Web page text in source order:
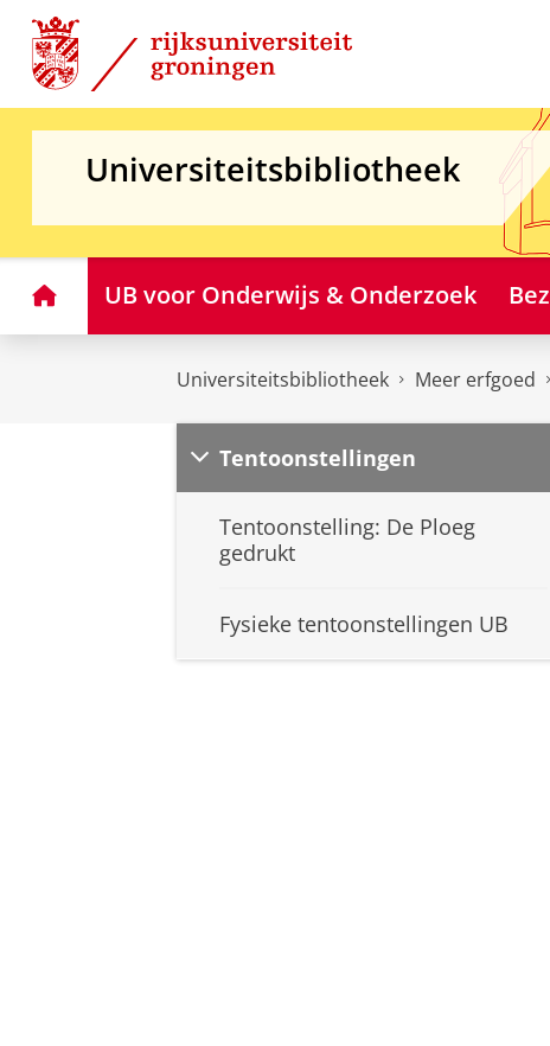
Skip
Content
Skip
Navigation
Universiteitsbibliotheek
HomeUB voor Onderwijs & Onderzoek
Universiteitsbibliotheek Meer erfgoed
Tentoonstellingen
Tentoonstelling: De Ploeg
gedrukt
Fysieke tentoonstellingen UB